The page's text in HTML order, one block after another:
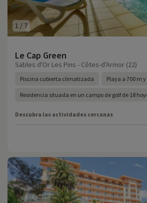
1 / 7
Le Cap Green
Sables d'Or Les Pins - Côtes-d'Armor (22)
Piscina cubierta climatizada Playa a 700 m
Residencia situada en un campo de golf de 18
Descubra las actividades cercanas